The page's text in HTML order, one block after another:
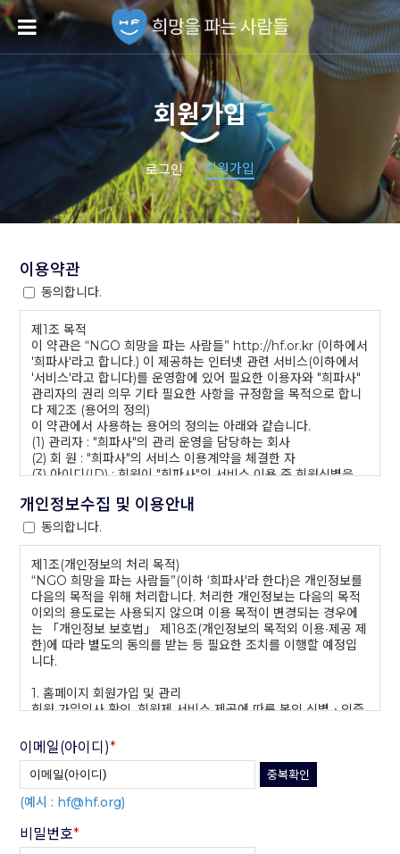
회원가입
로그인 회원가입
이용약관
동의합니다.
제1조 목적
이 약관은 “NGO 희망을 파는 사람들” http://hf.or.kr (이하에서
'희파사'라고 합니다.) 이 제공하는 인터넷 관련 서비스(이하에서
'서비스'라고 합니다)를 운영함에 있어 필요한 이용자와 "희파사"
관리자의 권리 의무 기타 필요한 사항을 규정함을 목적으로 합니
다 제2조 (용어의 정의)
이 약관에서 사용하는 용어의 정의는 아래와 같습니다.
(1) 관리자 : "희파사"의 관리 운영을 담당하는 회사
(2) 회 원 : "희파사"의 서비스 이용계약을 체결한 자
(3) 아이디(ID) : 회원이 "희파사"의 서비스 이용 중 회원식별을
(4) 비밀번호 : 회원의 개인정보보호와 서비스 이용을 위하여 회
원이 정한 문자와 숫자의 조합
제2장 서비스 이용에 관한 절차
제3조 (회원의 서비스 이용에 관한 조건)
(1) "희파사"의 서비스를 이용하기 위하여는 관리자와 서비스 이
용계약을 체결하여 회원으로 가입하여야 합니다. 그러기 위하여
는 우선 이 약관에 동의하고, 관리자가 제시하는 소정의 양식을 작
성하여 회원 가입신청을 하여야 합니다.
(2) 관리자는 위 가입신청에 대하여 상당한 결격사유가 없는 한
신청자가 정한 아이디(ID)와 비밀번호를 승인함으로써 이를 승낙
하여야 합니다.
(3) 관리자는 신청자의 가입신청 내용에 대한 확인이 필요한 정당
할 수 있습니다.
(4) 서비스 이용계약의 성립시기는 관리자의 승낙이 신청자에게
도달한 시점으로 합니다.
제4조 (회원가입 신청 거부와 해제)
(1) 관리자는 아래 각 호의 경우에는 회원 가입 신청을 거부하거
나, 이미 회원으로 가입한 경우에는 해당 회원과의 서비스 이용계
개인정보수집 및 이용안내
동의합니다.
제1조(개인정보의 처리 목적)
“NGO 희망을 파는 사람들”(이하 ‘희파사'라 한다)은 개인정보를
다음의 목적을 위해 처리합니다. 처리한 개인정보는 다음의 목적
이외의 용도로는 사용되지 않으며 이용 목적이 변경되는 경우에
는 「개인정보 보호법」 제18조(개인정보의 목적외 이용∙제공 제
한)에 따라 별도의 동의를 받는 등 필요한 조치를 이행할 예정입
니다.
1. 홈페이지 회원가입 및 관리
회원 가입의사 확인, 회원제 서비스 제공에 따른 본인 식별ㆍ인증,
서비스 부정이용 방지, 각종 고지·통지, 고충처리, 분쟁 조정을 위
한 기록 보존 등을 목적으로 개인정보를 처리합니다.
2. 민원사무 처리
민원인의 신원 확인, 민원사항 확인, 사실조사를 위한 연락ㆍ통지,
처리결과 통보 등을 목적으로 개인정보를 처리합니다.
서비스 제공, 콘텐츠 제공, 본인인증, 요금결제·정산 등을 목적으
이메일(아이디)*
중복확인
(예시 : hf@hf.org)
비밀번호*